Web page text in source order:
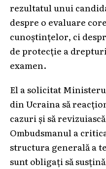
rezultatul unui
despre o evaluare
cunoștințelor, ci
de protecție a
examen.
El a solicitat
din Ucraina să
cazuri și să
Ombudsmanul a
structura generală a
sunt obligați să